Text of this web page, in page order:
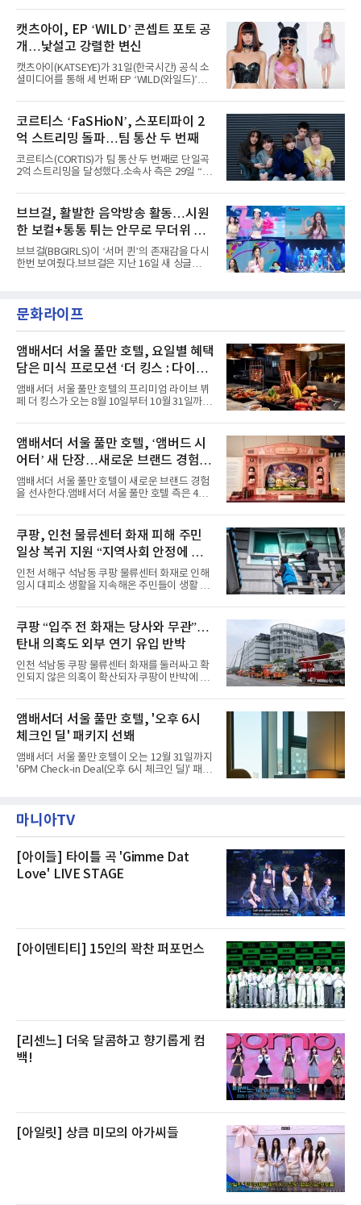
코르티스 등 K팝 스타들이 출연진 명단에 이름
을 올렸다.이날 에스파는
AxMxP는 데뷔 전부터 버스킹과 각종 페스티벌,
공연 무대에 오르며 실전 경험을 쌓아왔다.이들
은 소속사 패밀리 콘서트를 비롯해 '뷰티풀 민트
라이프 2025', '2025 부산국제록페스티벌' 등 대
형 무대에 잇달아 출연해 당찬 에너지와 풋풋한
매력으로 음악팬들의 눈도장을 찍었다.이후
AxMxP는 '카운트다운 판타지 2025-2026',
정적인 실력을 입증했고, 올해 '2026 어썸뮤직
페스티벌', '뷰티풀 민트 라이프 2026', '2026
캣츠아이, EP ‘WILD’ 콘셉트 포토 공
개…낯설고 강렬한 변신
캣츠아이(KATSEYE)가 31일(한국시간) 공식 소
셜미디어를 통해 세 번째 EP ‘WILD(와일드)’의
heart(와일드 하트)’라는 제목이 붙은 콘셉트 포
토에는 멤버들의 본능적이고 야성적인 면모가
강렬하게 담겼다. 짙은 아이섀도와 푸른빛·금빛·
붉은빛의 컬러 렌즈가 비현실적인 분위기를 자
아내고, 여러 원색이 불규칙하게 뒤섞인 멀티컬
러 헤어와 과감한 블루·블랙 립 메이크업이 낯설
고도 매혹적인 비주얼을 완성했다.스타일링 역
엣을 거침없이 결합했다. 멤버들은 각기 다른 개
성을 살린 스타일링을 선
코르티스 ‘FaSHioN’, 스포티파이 2
억 스트리밍 돌파…팀 통산 두 번째
코르티스(CORTIS)가 팀 통산 두 번째로 단일곡
2억 스트리밍을 달성했다.소속사 측은 29일 “코
벌 오디오·음원 스트리밍 플랫폼 스포티파이에
서 27일 자로 누적 재생 수 2억 회를 돌파했
다”고 밝혔다.곡이 발표된 지 약 10개월 만이다.
팀의 첫 번째 2억 스트리밍 곡은 동일 음반에 수
록된 ‘GO!’다. 이 노래는 공개 약 9개월 만인 지
난달 26일 자에 2억 고지를 밟았다. 이는 최근 5
년 내 데뷔한 보이그룹의 곡 중 최단기 2억 달성
했다. “내 티, 5 bucks 바지는, 만원” 등 멤버들
의 라이프 스타일
브브걸, 활발한 음악방송 활동…시원
한 보컬+통통 튀는 안무로 무더위 사
냥
브브걸(BBGIRLS)이 ‘서머 퀸’의 존재감을 다시
한번 보여줬다.브브걸은 지난 16일 새 싱글
MBC '쇼! 음악중심', SBS '인기가요' 등 주요 음
악방송 무대에 올라 화려한 퍼포먼스를 펼쳤다.
력을 앞세워 매 무대 색다른 볼거리를 선사했다.
특히 화사한 파스텔 톤의 비치웨어부터 청량한
마린룩, 햇살 아래 반짝이는 물결을 연상시키는
스커트, 강렬한 붉은 계열의 스타일링까지 각기
다른 매력을 선보였다. 브브걸은 다채로운 여름
패션을 완벽하게 소화하며 보
문화라이프
앰배서더 서울 풀만 호텔, 요일별 혜택
담은 미식 프로모션 ‘더 킹스 : 다이닝
프리빌리지즈’ 선봬
앰배서더 서울 풀만 호텔의 프리미엄 라이브 뷔
페 더 킹스가 오는 8월 10일부터 10월 31일까지
즈’를 선보인다.앰배서더 서울 풀만 호텔 측은
“요일마다 다른 즐거움과 한층 깊어진 미식의 여
유를 경험할 수 있도록 기획했다”고 밝혔다.먼저
월요일과 화요일에는 한 주의 문을 여는 여유로
운 식사를 테마로 다양한 혜택이 마련된다. 런치
이용 시 성인 5인 이상 사전 예약 고객에게 성인
1인 무료 혜택을 제공하며, 디너 이용 시에는 성
유료 회원 고객을 대상으로 5% 추가 할인 또는
바우처 1매 추가
앰배서더 서울 풀만 호텔, ‘앰버드 시
어터’ 새 단장…새로운 브랜드 경험 선
사
앰배서더 서울 풀만 호텔이 새로운 브랜드 경험
을 선사한다.앰배서더 서울 풀만 호텔 측은 4일
이야기를 담은 인형 극장 콘셉트의 공간 ‘앰버드
시어터(Ambird Theater)’를 새롭게 선보인
다”고 밝혔다.앰배서더 서울 풀만 호텔은 로비
한편에 마련된 앰버드 존을 통해 앰버드의 세계
관을 소개해왔다. 앰버드 존은 앰버드가 우주여
행 중 수집한 다양한 굿즈를 전시한 '앰버드 플래
닛(Ambird Planet)과 계절별 플라워 연출로 사
라 극장을 모티브로 한 데코레이션으로 구성됐
다. 무대 공간 및 티켓 박스
쿠팡, 인천 물류센터 화재 피해 주민
일상 복귀 지원 “지역사회 안정에 총
력”
인천 서해구 석남동 쿠팡 물류센터 화재로 인해
임시 대피소 생활을 지속해온 주민들이 생활 터
필먼트서비스(CFS)가 지난 28일부터 화재 피해
주민을 대상으로 전문 출장 청소서비스 지원에
나섬으로써 본격적인 지역사회 복구 작업이 시
작된 것이다.대피소 주민 중심 청소 접수, 첫날
부터 2가구 지원 완료CFS는 신현초등학교, 신
현북초등학교, 신현여자중학교 등 인천 서해구
관내 임시 대피소 3곳에서 체류해온 화재 피해
민들의 호응 속에 CFS는 즉시 행동에 나섰다. 지
난 28일 오후 전문 청소업체와
쿠팡 “입주 전 화재는 당사와 무관”…
탄내 의혹도 외부 연기 유입 반박
인천 석남동 쿠팡 물류센터 화재를 둘러싸고 확
인되지 않은 의혹이 확산되자 쿠팡이 반박에 나
에 대해서는 외부 화재 연기 유입이라고 설명했
고, 2023년 같은 물류센터에서 발생한 화재에
대해서도 쿠팡 입주 전 공사 과정에서 벌어진 일
이라며 선을 그었다.쿠팡은 21일 인천 물류센터
내부에서 불이 타는 냄새가 났다는 의혹과 관련
해 “사실무근”이라는 입장을 밝혔다.회사 측은
“인근에서 지난 15일 다른 회사에서 발생한 대
것으로 확인됐다”고 설명했다.이어 “정확한 화
재 원인은 추후 조사될
앰배서더 서울 풀만 호텔, '오후 6시
체크인 딜' 패키지 선봬
앰배서더 서울 풀만 호텔이 오는 12월 31일까지
'6PM Check-in Deal(오후 6시 체크인 딜)' 패키
텔 측은 “퇴근 후 또는 주말 도심 속에서 짧지만
온전한 휴식을 원하는 고객들에게 특별한 경험
제큐티브 두 가지 타입으로 구성된다. 디럭스 패
키지는 객실 1박(룸 온리)으로 심플한 호캉스를
즐길 수 있으며, 이그제큐티브 패키지는 객실 1
마니아TV
[아이들] 타이틀 곡 'Gimme Dat
Love' LIVE STAGE
[아이덴티티] 15인의 꽉찬 퍼포먼스
[리센느] 더욱 달콤하고 향기롭게 컴
백!
[아일릿] 상큼 미모의 아가씨들